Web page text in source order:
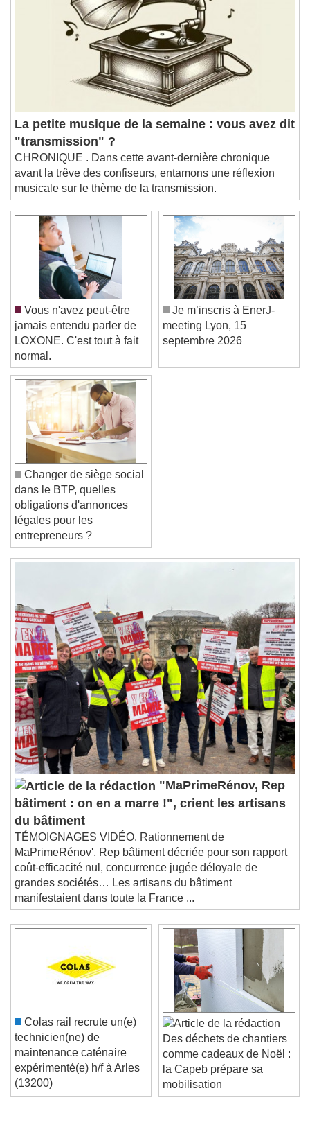
Descriptions
descriptions off, selected
subtitles settings, opens subtitles
settings dialog
subtitles off, selected
Audio Track
Picture-in-Picture
This is a modal window.
Beginning of dialog window. Escape will cancel
and close the window.
Text
Color
Text Background
Color Opacity
Caption Area Background
Font Size
Text Edge Style
Font Family
Reset
Done
Close Modal Dialog
End of dialog window.
La petite musique de la semaine : vous avez dit
"transmission" ?
CHRONIQUE . Dans cette avant-dernière chronique
avant la trêve des confiseurs, entamons une réflexion
musicale sur le thème de la transmission.
Vous n'avez peut-être
jamais entendu parler de
LOXONE. C'est tout à fait
normal.
Je m’inscris à EnerJ-
meeting Lyon, 15
septembre 2026
Changer de siège social
dans le BTP, quelles
obligations d'annonces
légales pour les
entrepreneurs ?
"MaPrimeRénov, Rep
bâtiment : on en a marre !", crient les artisans
du bâtiment
TÉMOIGNAGES VIDÉO. Rationnement de
MaPrimeRénov', Rep bâtiment décriée pour son rapport
coût-efficacité nul, concurrence jugée déloyale de
grandes sociétés… Les artisans du bâtiment
manifestaient dans toute la France ...
Colas rail recrute un(e)
technicien(ne) de
maintenance caténaire
expérimenté(e) h/f à Arles
(13200)
Des déchets de chantiers
comme cadeaux de Noël :
la Capeb prépare sa
mobilisation